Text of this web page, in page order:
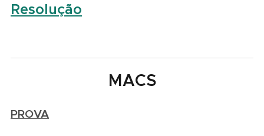
Resolução
MACS
PROVA